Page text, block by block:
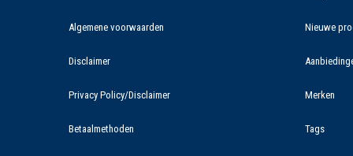
Algemene voorwaarden
Disclaimer
Privacy Policy/Disclaimer
Betaalmethoden
Nieuwe
Merken
Tags